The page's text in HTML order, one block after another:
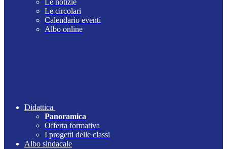
Le notizie
Le circolari
Calendario eventi
Albo online
Didattica
Panoramica
Offerta formativa
I progetti delle classi
Albo sindacale